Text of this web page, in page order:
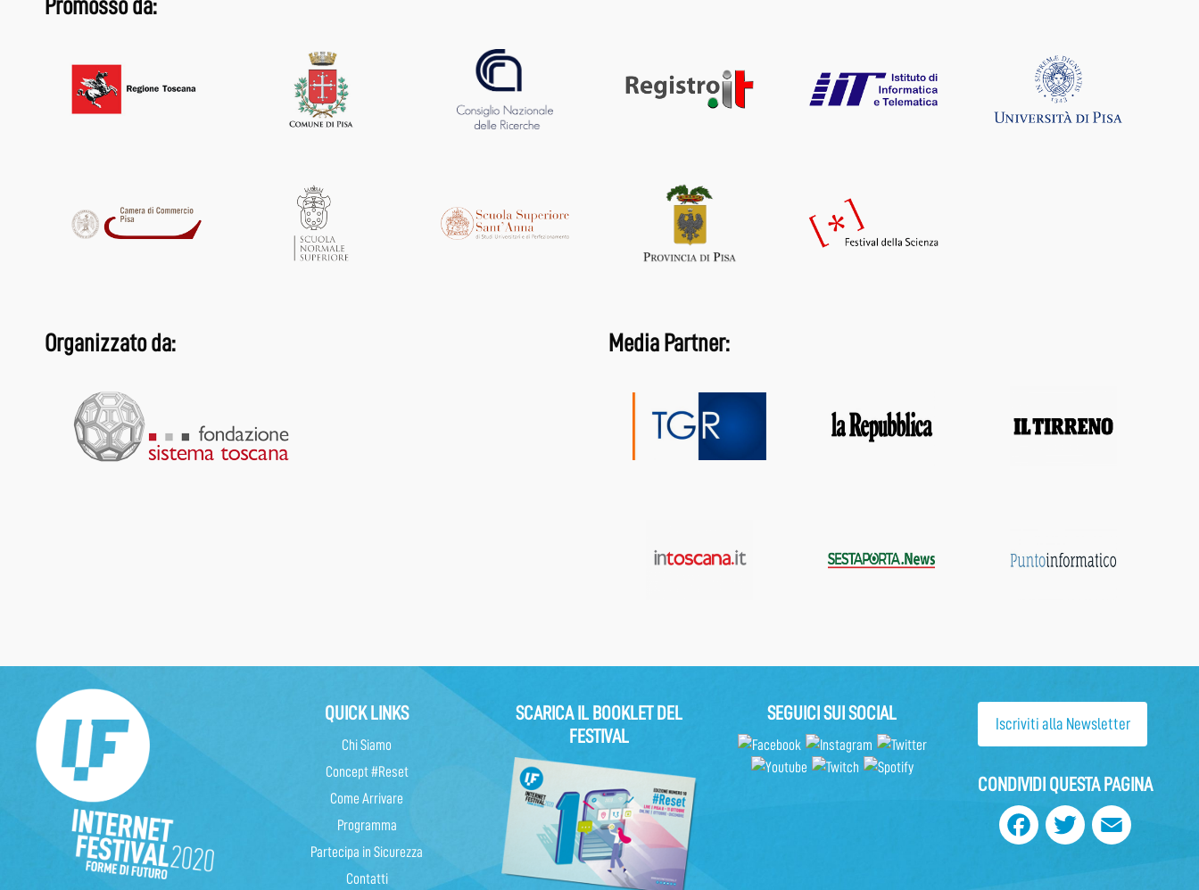
Promosso da:
Organizzato da: Media Partner:
QUICK LINKS
Chi Siamo
Concept #Reset
Come Arrivare
Programma
Partecipa in Sicurezza
Contatti
SCARICA IL BOOKLET DEL
FESTIVAL
SEGUICI SUI SOCIAL
Iscriviti alla Newsletter
CONDIVIDI QUESTA PAGINA
FacebookTwitter Email